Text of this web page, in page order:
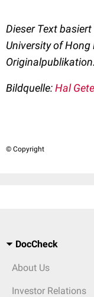
Dieser Text
University of Hong
Originalpublikation.
Bildquelle:Hal
© Copyright
DocCheck
About Us
Investor Relations